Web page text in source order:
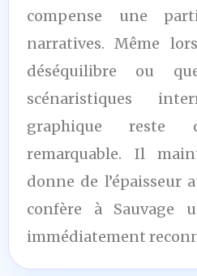
compense une
narratives. Même
déséquilibre ou
scénaristiques
graphique reste
remarquable. Il
donne de l’épaisseur
confère à Sauvage
immédiatement